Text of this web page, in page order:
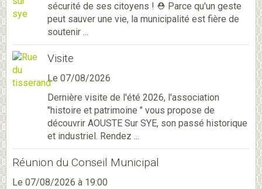
sécurité de ses citoyens ! ⛑️ Parce qu'un geste
peut sauver une vie, la municipalité est fière de
soutenir ...
Visite
Le 07/08/2026
Dernière visite de l'été 2026, l'association
"histoire et patrimoine " vous propose de
découvrir AOUSTE Sur SYE, son passé historique
et industriel. Rendez ...
Réunion du Conseil Municipal
Le 07/08/2026 à 19:00